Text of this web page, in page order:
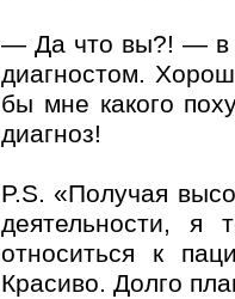
— Да что вы?! — в
диагностом.
бы мне какого
диагноз!
P.S. «Получая
деятельности, я
относиться к
Красиво. Долго